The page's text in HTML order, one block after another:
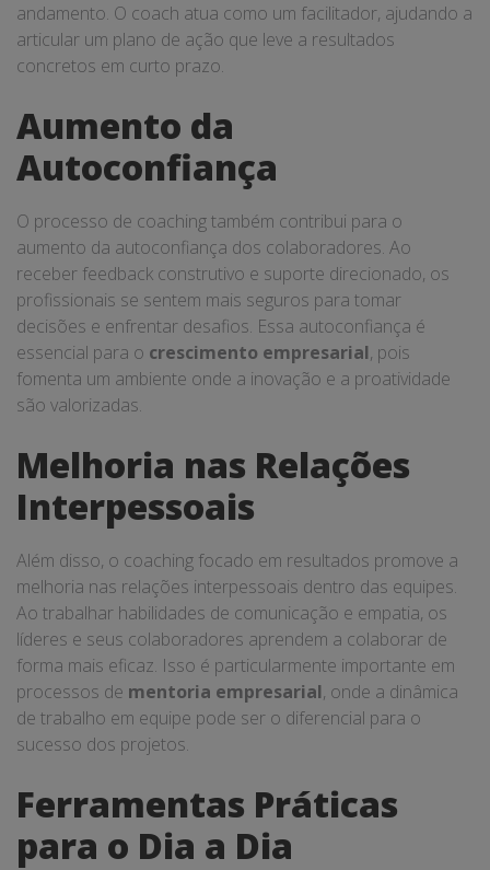
andamento. O coach atua como um facilitador, ajudando a
articular um plano de ação que leve a resultados
concretos em curto prazo.
Aumento da
Autoconfiança
O processo de coaching também contribui para o
aumento da autoconfiança dos colaboradores. Ao
receber feedback construtivo e suporte direcionado, os
profissionais se sentem mais seguros para tomar
decisões e enfrentar desafios. Essa autoconfiança é
essencial para o crescimento empresarial, pois
fomenta um ambiente onde a inovação e a proatividade
são valorizadas.
Melhoria nas Relações
Interpessoais
Além disso, o coaching focado em resultados promove a
melhoria nas relações interpessoais dentro das equipes.
Ao trabalhar habilidades de comunicação e empatia, os
líderes e seus colaboradores aprendem a colaborar de
forma mais eficaz. Isso é particularmente importante em
processos de mentoria empresarial, onde a dinâmica
de trabalho em equipe pode ser o diferencial para o
sucesso dos projetos.
Ferramentas Práticas
para o Dia a Dia